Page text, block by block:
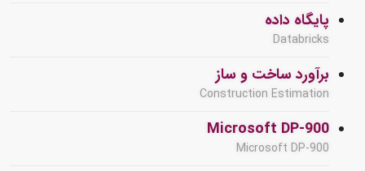
پایگاه داده
Databricks
برآورد ساخت و ساز
Construction Estimation
Microsoft DP-900
Microsoft DP-900